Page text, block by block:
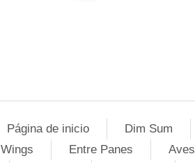
Página de inicio Dim Sum
Wings
Entre Panes Aves